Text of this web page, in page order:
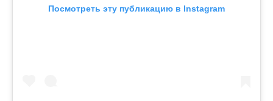
Посмотреть эту публикацию в Instagram